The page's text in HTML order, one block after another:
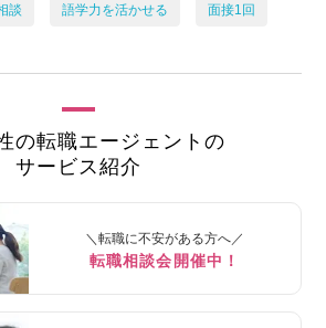
談 語学力を活かせる 面接1回
の転職エージェントの
サービス紹介
＼転職に不安がある方へ／
転職相談会開催中！